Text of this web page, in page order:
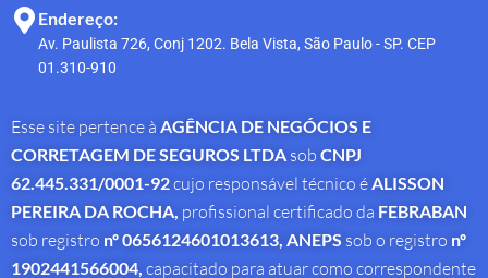
Endereço:
Av. Paulista 726, Conj 1202. Bela Vista, São Paulo - SP. CEP
01.310-910
Esse site pertence à AGÊNCIA DE NEGÓCIOS E
CORRETAGEM DE SEGUROS LTDA sob CNPJ
62.445.331/0001-92cujo responsável técnico é ALISSON
PEREIRA DA ROCHA profissional certificado da FEBRABAN
sob registro nº 0656124601013613, ANEPS sob o registro nº
1902441566004, capacitado para atuar como correspondente